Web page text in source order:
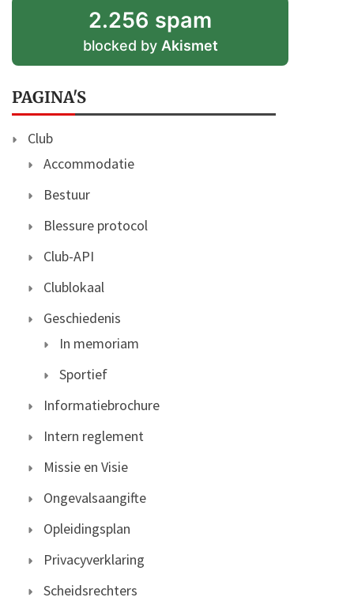
2.256 spam
blocked by Akismet
PAGINA'S
Club
Accommodatie
Bestuur
Blessure protocol
Club-API
Clublokaal
Geschiedenis
In memoriam
Sportief
Informatiebrochure
Intern reglement
Missie en Visie
Ongevalsaangifte
Opleidingsplan
Privacyverklaring
Scheidsrechters